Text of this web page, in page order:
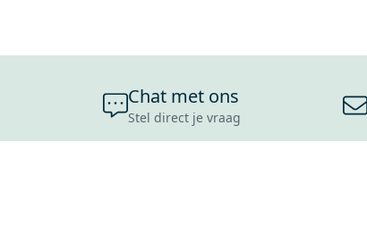
Chat met ons
Stel direct je vraag